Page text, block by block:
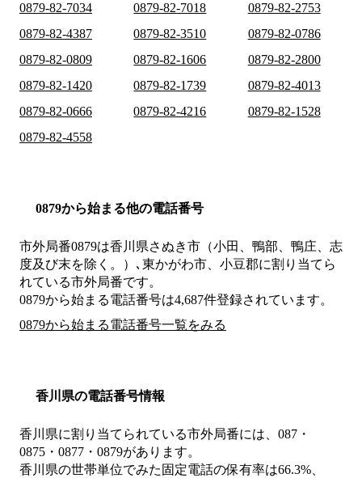
0879-82-7034
0879-82-7018
0879-82-2753
0879-82-4387
0879-82-3510
0879-82-0786
0879-82-0809
0879-82-1606
0879-82-2800
0879-82-1420
0879-82-1739
0879-82-4013
0879-82-0666
0879-82-4216
0879-82-1528
0879-82-4558
0879から始まる他の電話番号
市外局番0879は香川県さぬき市（小田、鴨部、鴨庄、志
度及び末を除く。）､東かがわ市、小豆郡に割り当てら
れている市外局番です。
0879から始まる電話番号は4,687件登録されています。
0879から始まる電話番号一覧をみる
香川県の電話番号情報
香川県に割り当てられている市外局番には、087・
0875・0877・0879があります。
香川県の世帯単位でみた固定電話の保有率は66.3%、